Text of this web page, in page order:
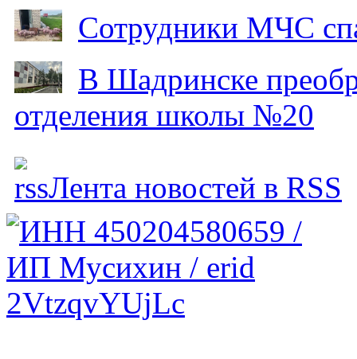
Сотрудники МЧС
В Шадринске
отделения школы №20
Лента новостей в RSS